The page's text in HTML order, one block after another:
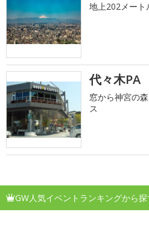
地上202メート
代々木PA
窓から神宮の
ス
GW人気イベントランキングから探